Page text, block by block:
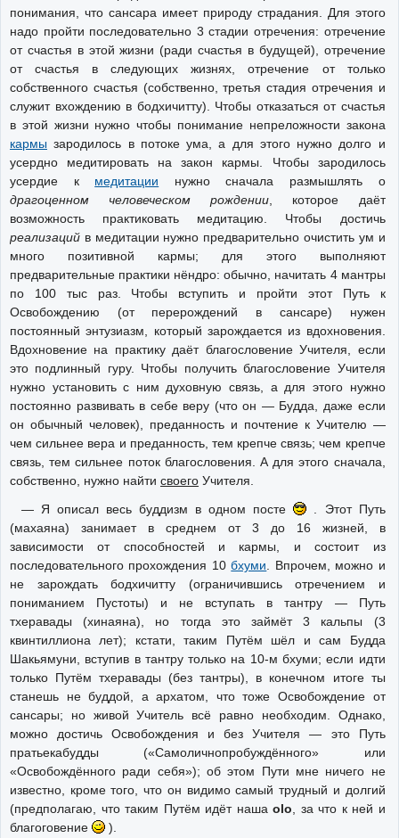
понимания, что сансара имеет природу страдания. Для этого
надо пройти последовательно 3 стадии отречения: отречение
от счастья в этой жизни (ради счастья в будущей), отречение
от счастья в следующих жизнях, отречение от только
собственного счастья (собственно, третья стадия отречения и
служит вхождению в бодхичитту). Чтобы отказаться от счастья
в этой жизни нужно чтобы понимание непреложности закона
кармы зародилось в потоке ума, а для этого нужно долго и
усердно медитировать на закон кармы. Чтобы зародилось
усердие к медитации нужно сначала размышлять о
драгоценном человеческом рождении, которое даёт
возможность практиковать медитацию. Чтобы достичь
реализаций в медитации нужно предварительно очистить ум и
много позитивной кармы; для этого выполняют
предварительные практики нёндро: обычно, начитать 4 мантры
по 100 тыс раз. Чтобы вступить и пройти этот Путь к
Освобождению (от перерождений в сансаре) нужен
постоянный энтузиазм, который зарождается из вдохновения.
Вдохновение на практику даёт благословение Учителя, если
это подлинный гуру. Чтобы получить благословение Учителя
нужно установить с ним духовную связь, а для этого нужно
постоянно развивать в себе веру (что он — Будда, даже если
он обычный человек), преданность и почтение к Учителю —
чем сильнее вера и преданность, тем крепче связь; чем крепче
связь, тем сильнее поток благословения. А для этого сначала,
собственно, нужно найти своего Учителя.
— Я описал весь буддизм в одном посте
. Этот Путь
(махаяна) занимает в среднем от 3 до 16 жизней, в
зависимости от способностей и кармы, и состоит из
последовательного прохождения 10бхуми. Впрочем, можно и
не зарождать бодхичитту (ограничившись отречением и
пониманием Пустоты) и не вступать в тантру — Путь
тхеравады (хинаяна), но тогда это займёт 3 кальпы (3
квинтиллиона лет); кстати, таким Путём шёл и сам Будда
Шакьямуни, вступив в тантру только на 10-м бхуми; если идти
только Путём тхеравады (без тантры), в конечном итоге ты
станешь не буддой, а архатом, что тоже Освобождение от
сансары; но живой Учитель всё равно необходим. Однако,
можно достичь Освобождения и без Учителя — это Путь
пратьекабудды («Самоличнопробуждённого» или
«Освобождённого ради себя»); об этом Пути мне ничего не
известно, кроме того, что он видимо самый трудный и долгий
(предполагаю, что таким Путём идёт нашаolo, за что к ней и
благоговение
).